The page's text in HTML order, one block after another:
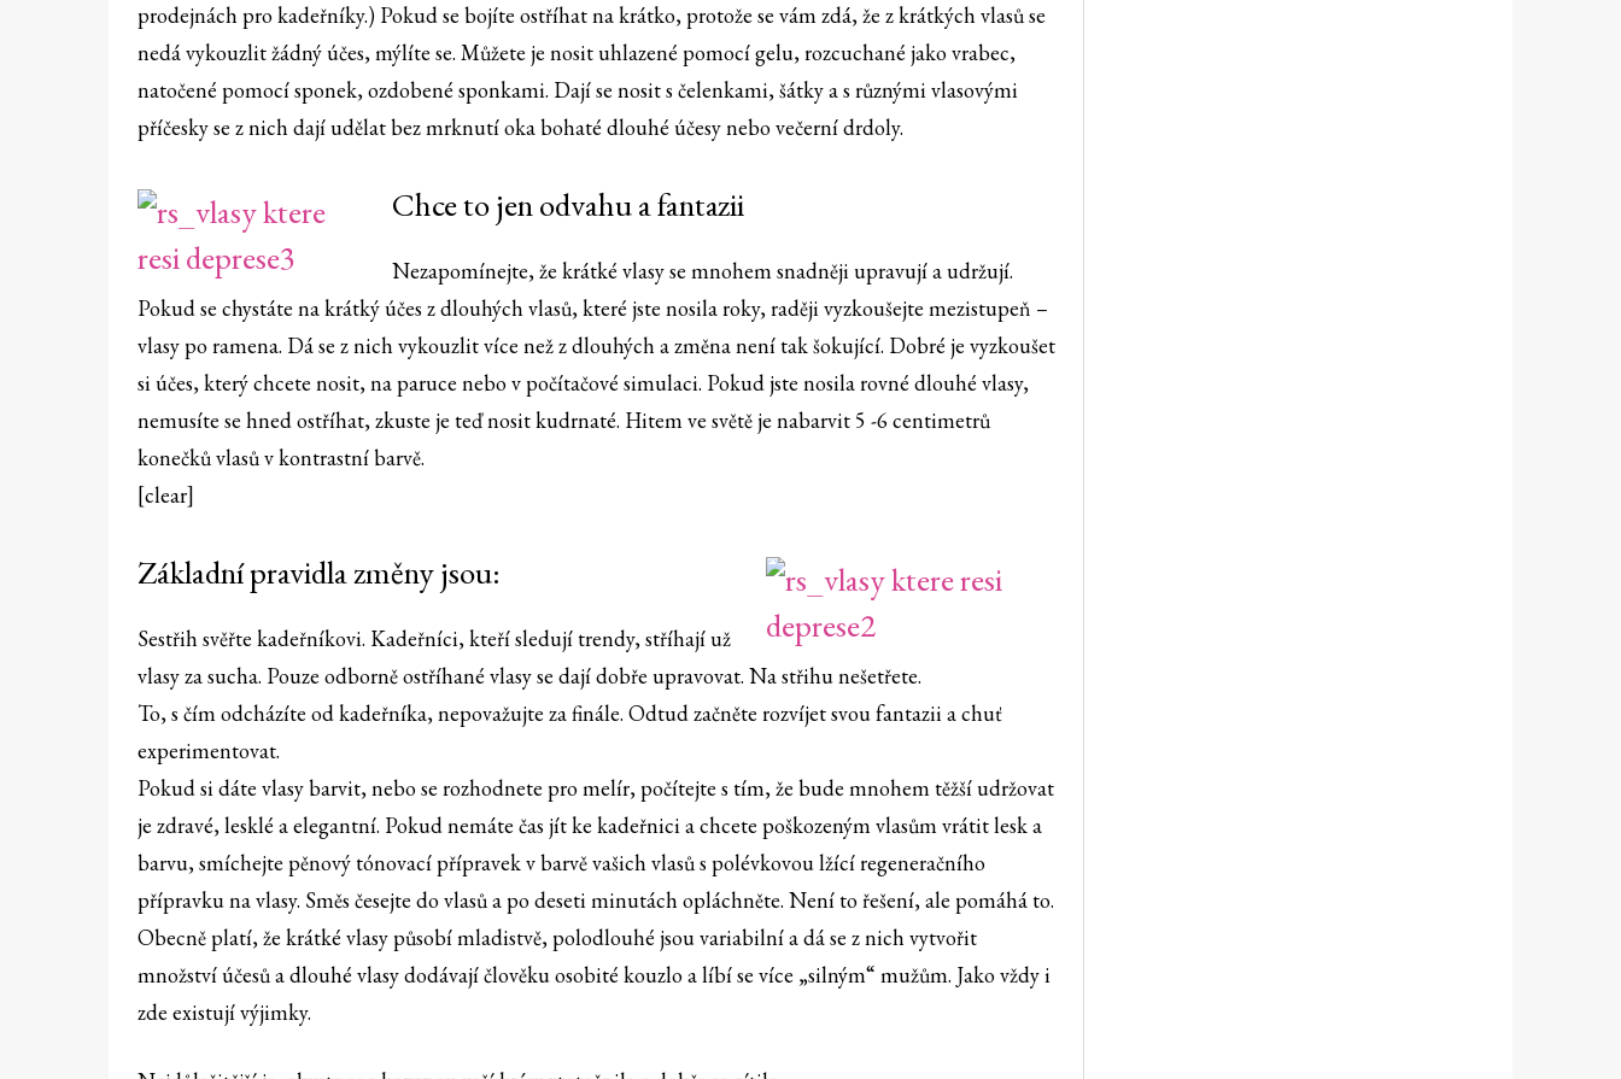
prodejnách pro kadeřníky.) Pokud se bojíte ostříhat na krátko, protože se vám zdá, že z krátkých vlasů se
nedá vykouzlit žádný účes, mýlíte se. Můžete je nosit uhlazené pomocí gelu, rozcuchané jako vrabec,
natočené pomocí sponek, ozdobené sponkami. Dají se nosit s čelenkami, šátky a s různými vlasovými
příčesky se z nich dají udělat bez mrknutí oka bohaté dlouhé účesy nebo večerní drdoly.
Chce to jen odvahu a fantazii
Nezapomínejte, že krátké vlasy se mnohem snadněji upravují a udržují.
Pokud se chystáte na krátký účes z dlouhých vlasů, které jste nosila roky, raději vyzkoušejte mezistupeň –
vlasy po ramena. Dá se z nich vykouzlit více než z dlouhých a změna není tak šokující. Dobré je vyzkoušet
si účes, který chcete nosit, na paruce nebo v počítačové simulaci. Pokud jste nosila rovné dlouhé vlasy,
nemusíte se hned ostříhat, zkuste je teď nosit kudrnaté. Hitem ve světě je nabarvit 5 -6 centimetrů
konečků vlasů v kontrastní barvě.
[clear]
Základní pravidla změny jsou:
Sestřih svěřte kadeřníkovi. Kadeřníci, kteří sledují trendy, stříhají už
vlasy za sucha. Pouze odborně ostříhané vlasy se dají dobře upravovat. Na střihu nešetřete.
To, s čím odcházíte od kadeřníka, nepovažujte za finále. Odtud začněte rozvíjet svou fantazii a chuť
experimentovat.
Pokud si dáte vlasy barvit, nebo se rozhodnete pro melír, počítejte s tím, že bude mnohem těžší udržovat
je zdravé, lesklé a elegantní. Pokud nemáte čas jít ke kadeřnici a chcete poškozeným vlasům vrátit lesk a
barvu, smíchejte pěnový tónovací přípravek v barvě vašich vlasů s polévkovou lžící regeneračního
přípravku na vlasy. Směs česejte do vlasů a po deseti minutách opláchněte. Není to řešení, ale pomáhá to.
Obecně platí, že krátké vlasy působí mladistvě, polodlouhé jsou variabilní a dá se z nich vytvořit
množství účesů a dlouhé vlasy dodávají člověku osobité kouzlo a líbí se více „silným“ mužům. Jako vždy i
zde existují výjimky.